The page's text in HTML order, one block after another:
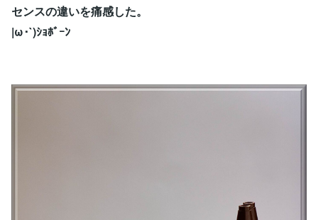
センスの違いを痛感した。
|ω･`)ｼｮﾎﾞｰﾝ